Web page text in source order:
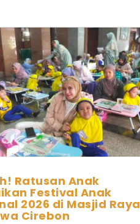
Ratusan Anak
Festival Anak
2026 di Masjid Raya
Cirebon